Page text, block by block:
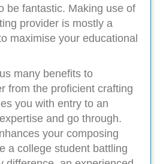
be fantastic. Making use of
provider is mostly a
maximise your educational
many benefits to
from the proficient crafting
you with entry to an
and go through.
your composing
a college student battling